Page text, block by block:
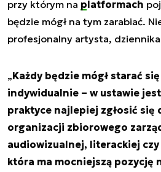
przy którym na platformach
będzie mógł na tym zarabiać.
profesjonalny artysta,
„Każdy będzie mógł starać
indywidualnie – w ustawie
praktyce najlepiej zgłosić się
organizacji zbiorowego
audiowizualnej, literackiej
która ma mocniejszą pozycję